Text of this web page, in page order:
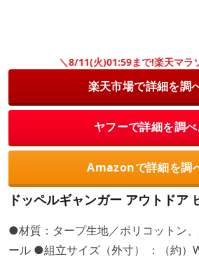
＼8/11(火)01:59まで!楽天マラ
楽天市場で詳細を調
ヤフーで詳細を調べ
Amazonで詳細を調
ドッペルギャンガー アウトドア
●材質：タープ生地／ポリコットン
ール ●組立サイズ（外寸） ：（約）